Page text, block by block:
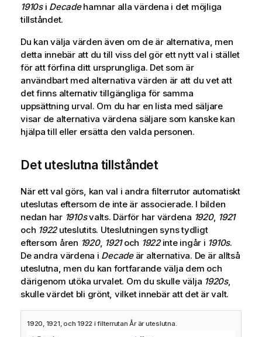
1910si Decadehamnar alla värdena i det möjliga
tillståndet.
Du kan välja värden även om de är alternativa, men
detta innebär att du till viss del gör ett nytt val i stället
för att förfina ditt ursprungliga. Det som är
användbart med alternativa värden är att du vet att
det finns alternativ tillgängliga för samma
uppsättning urval. Om du har en lista med säljare
visar de alternativa värdena säljare som kanske kan
hjälpa till eller ersätta den valda personen.
Det uteslutna tillståndet
När ett val görs, kan val i andra filterrutor automatiskt
uteslutas eftersom de inte är associerade. I bilden
nedan har 1910svalts. Därför har värdena 1920, 1921
och 1922uteslutits. Uteslutningen syns tydligt
eftersom åren 1920, 1921och 1922inte ingår i 1910s.
De andra värdena i Decadeär alternativa. De är alltså
uteslutna, men du kan fortfarande välja dem och
därigenom utöka urvalet. Om du skulle välja 1920s,
skulle värdet bli grönt, vilket innebär att det är valt.
1920, 1921, och 1922 i filterrutan År är uteslutna.